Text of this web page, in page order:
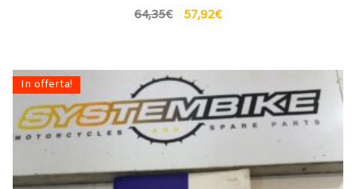
64,35€ 57,92€
In offerta!